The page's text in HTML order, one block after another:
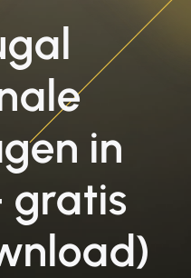
in
gratis